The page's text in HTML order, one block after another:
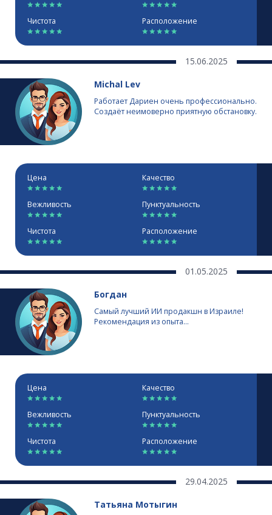
Чистота Расположение
15.06.2025
Michal Lev
Работает Дариен очень профессионально.
Создаёт неимоверно приятную обстановку.
Цена Качество
Вежливость Пунктуальность
Чистота Расположение
01.05.2025
Богдан
Самый лучший ИИ продакшн в Израиле!
Рекомендация из опыта...
Цена Качество
Вежливость Пунктуальность
Чистота Расположение
29.04.2025
Татьяна Мотыгин